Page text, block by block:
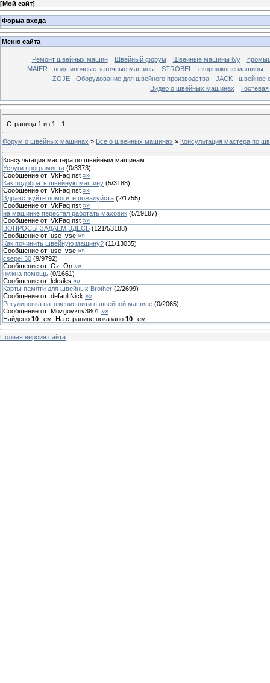
[Мой сайт]
Форма входа
Меню сайта
Ремонт швейных машин Швейный форум Швейные машины б/у
MAIER - подшивочные заточные машины
STROBEL - скорняжные машины
ZOJE - Оборудование для швейного производства
JACK - швейное
Видео о швейных машинах
Страница 1 из 1 1
Форум о швейных машинах » Все о швейных машинах » Консультация мастера по
Консультация мастера по швейным машинам
Услуги програмиста (0/3373)
Сообщение от: VkFaqInst »»
Как подобрать швейную машину (5/3188)
Сообщение от: VkFaqInst »»
Здравствуйте помогите пожалуйста (2/1755)
Сообщение от: VkFaqInst »»
на машинке перестал работать маховик (5/19187)
Сообщение от: VkFaqInst »»
ВОПРОСЫ ЗАДАЕМ ЗДЕСЬ (121/53188)
Сообщение от: use_vse »»
Как починить швейную машину? (11/13035)
Сообщение от: use_vse »»
csepel 30 (9/9792)
Сообщение от: Oz_On »»
нужна помощь (0/1661)
Сообщение от: leksiks »»
Карты памяти для швейных Brother (2/2699)
Сообщение от: defaultNick »»
Регулировка натяжения нити в швейной машине (0/2065)
Сообщение от: Mozgovzriv3801 »»
Найдено 10 тем. На странице показано 10 тем.
Полная версия сайта